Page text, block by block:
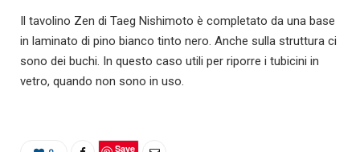
Il tavolino Zen di Taeg Nishimoto è completato da una base
in laminato di pino bianco tinto nero. Anche sulla struttura ci
sono dei buchi. In questo caso utili per riporre i tubicini in
vetro, quando non sono in uso.
Save